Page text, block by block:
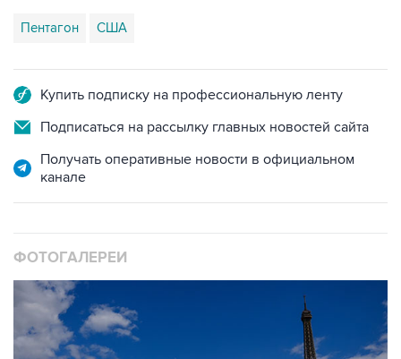
Пентагон США
Купить подписку на профессиональную ленту
Подписаться на рассылку главных новостей сайта
Получать оперативные новости в официальном
канале
ФОТОГАЛЕРЕИ